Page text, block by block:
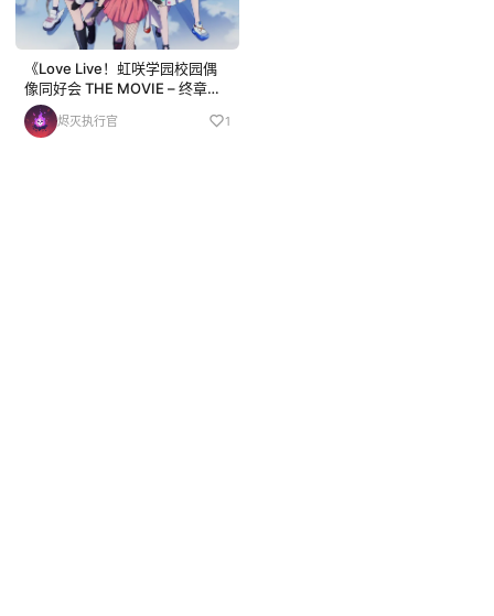
《Love Live！虹咲学园校园偶
像同好会 THE MOVIE – 终章》
动画电影将于今冬正式上映！
烬灭执行官 1